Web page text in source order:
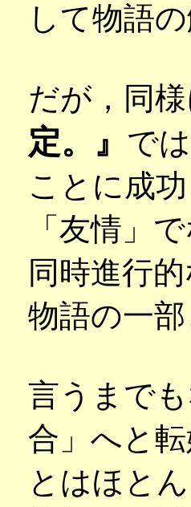
して物語
だが，同
定。』 で
ことに成
「友情」
同時進行
物語の一
言うまで
合」へと
とはほと